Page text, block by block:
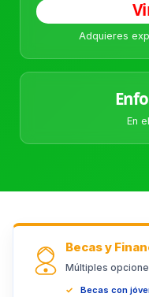
Adquieres
En
Becas y
Múltiples
Becas con